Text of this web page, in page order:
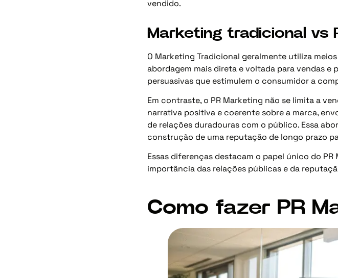
vendido.
Marketing tradicional vs
O Marketing Tradicional geralmente utiliza
abordagem mais direta e voltada para vendas
persuasivas que estimulem o consumidor a
Em contraste, o PR Marketing não se limita a
narrativa positiva e coerente sobre a marca,
de relações duradouras com o público. Essa
construção de uma reputação de longo prazo
Essas diferenças destacam o papel único do
importância das relações públicas e da
Como fazer PR